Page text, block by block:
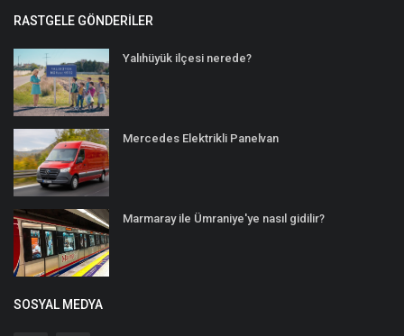
RASTGELE GÖNDERILER
Yalıhüyük ilçesi nerede?
Mercedes Elektrikli Panelvan
Marmaray ile Ümraniye'ye nasıl gidilir?
SOSYAL MEDYA